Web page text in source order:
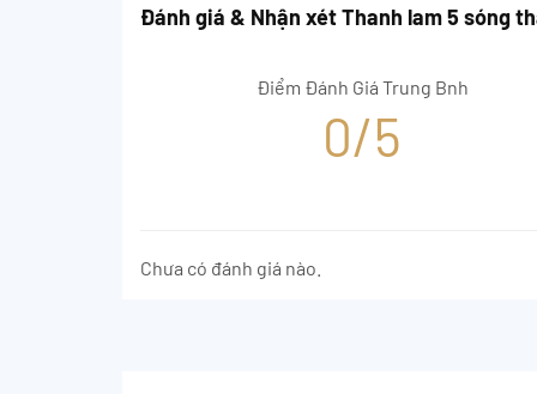
Đánh giá & Nhận xét Thanh lam 5 sóng
Điểm Đánh Giá Trung Bnh
0/5
Chưa có đánh giá nào.